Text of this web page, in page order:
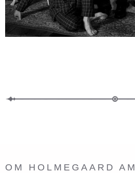
OM HOLMEGAARD